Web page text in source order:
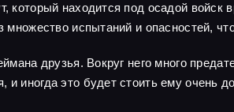
находится под осадой войск
испытаний и опасностей,
друзья. Вокруг него много
иногда это будет стоить ему очень